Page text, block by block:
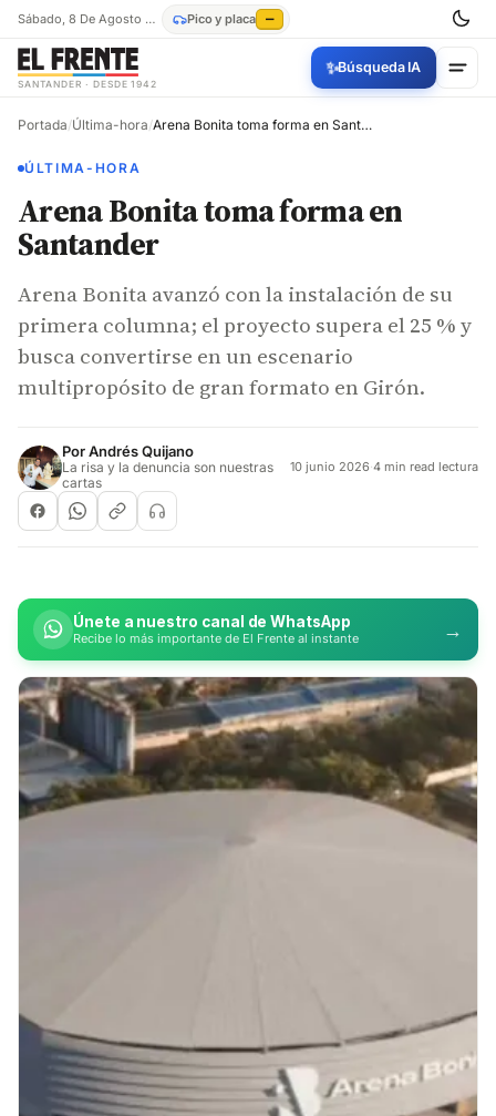
Sábado, 8 De Agosto De 2026 Pico y placa —
SANTANDER · DESDE 1942
✨Búsqueda IA
Portada/Última-hora/ Arena Bonita toma forma en Santander
ÚLTIMA-HORA
Arena Bonita toma forma en
Santander
Arena Bonita avanzó con la instalación de su
primera columna; el proyecto supera el 25 % y
busca convertirse en un escenario
multipropósito de gran formato en Girón.
PorAndrés Quijano
La risa y la denuncia son nuestras
cartas
10 junio 2026·4 min read lectura
Únete a nuestro canal de WhatsApp
Recibe lo más importante de El Frente al instante →